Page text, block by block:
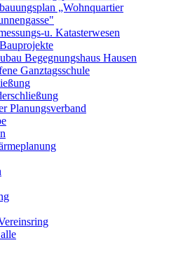
„Wohnquartier
u. Katasterwesen
Begegnungshaus Hausen
Ganztagsschule
Planungsverband